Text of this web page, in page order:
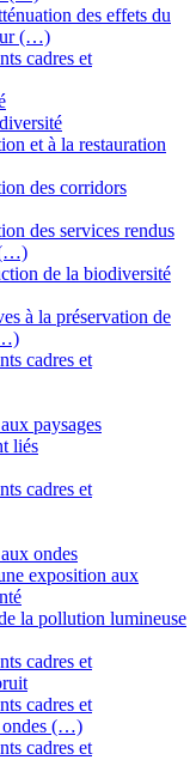
des effets du
(…)
cadres et
et à la restauration
des corridors
des services rendus
(…)
de la biodiversité
à la préservation de
cadres et
paysages
liés
cadres et
ondes
exposition aux
la pollution lumineuse
cadres et
cadres et
ondes (…)
cadres et